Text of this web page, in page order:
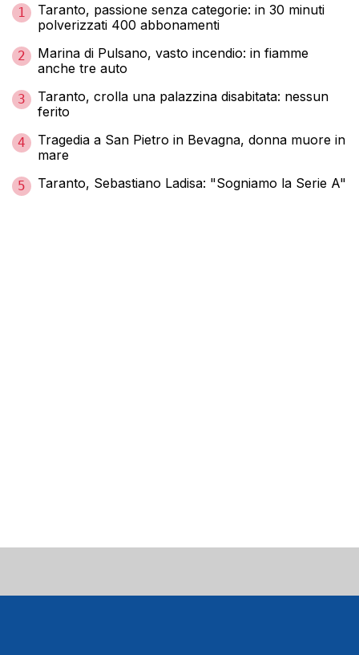
1
Taranto, passione senza categorie: in 30 minuti
polverizzati 400 abbonamenti
2
Marina di Pulsano, vasto incendio: in fiamme
anche tre auto
3
Taranto, crolla una palazzina disabitata: nessun
ferito
4
Tragedia a San Pietro in Bevagna, donna muore in
mare
5 Taranto, Sebastiano Ladisa: "Sogniamo la Serie A"